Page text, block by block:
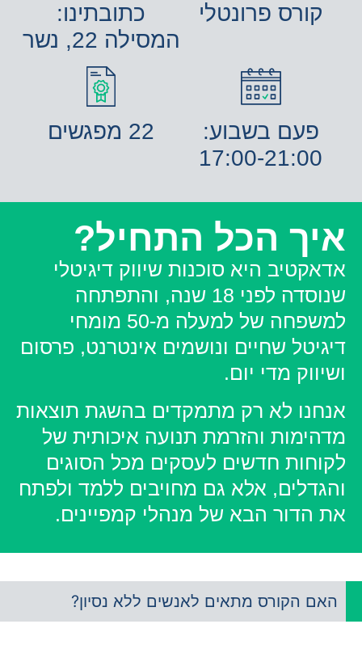
קורס פרונטלי
כתובתינו:
המסילה 22, נשר
פעם בשבוע:
17:00-21:00
הכל התחיל?
היא סוכנות שיווק דיגיטלי
שנוסדה לפני 18 שנה, והתפתחה
למשפחה של למעלה מ-50 מומחי
שחיים ונושמים אינטרנט, פרסום
מדי יום.
לא רק מתמקדים בהשגת תוצאות
והזרמת תנועה איכותית של
חדשים לעסקים מכל הסוגים
אלא גם מחויבים ללמד ולפתח
הדור הבא של מנהלי קמפיינים.
הקורס מתאים לאנשים ללא נסיון?